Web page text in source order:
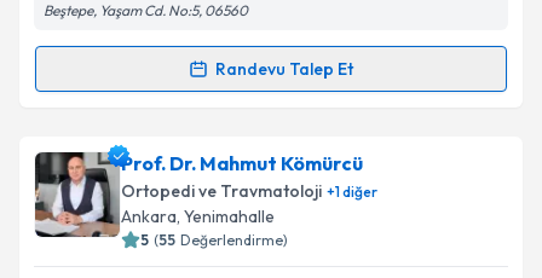
Kişisel verilerimin işlenmesine ilişkin
Metni'ni okudum ve kişisel verilerimin belirtilen
kapsamda işlenmesini kabul ediyorum.
Beştepe, Yaşam Cd. No:5, 06560
Randevu Talep Et
Randevu Takvimi Talebi
Doç. Dr. Şahin Çepniiçin randevu takvimi talebi
oluşturun. Size bu uzmandan randevu almanız için bir
takvim hazırlandığında e-posta ile bilgilendireceğiz.
Prof. Dr. Mahmut Kömürcü
Ortopedi ve Travmatoloji +1diğer
Ankara, Yenimahalle
5 (55 Değerlendirme)